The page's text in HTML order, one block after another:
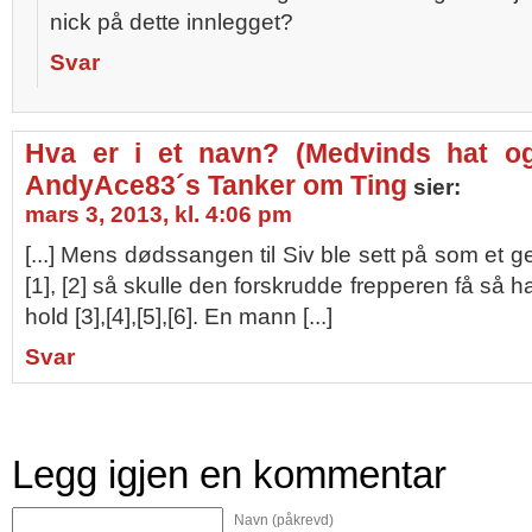
nick på dette innlegget?
Svar
Hva er i et navn? (Medvinds hat
AndyAce83´s Tanker om Ting sier:
mars 3, 2013, kl. 4:06 pm
[...] Mens dødssangen til Siv ble sett på som et
[1], [2] så skulle den forskrudde frepperen få så
hold [3],[4],[5],[6]. En mann [...]
Svar
Legg igjen en kommentar
Navn (påkrevd)